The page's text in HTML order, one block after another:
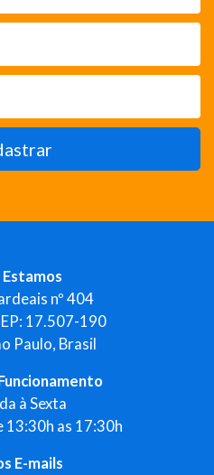
nº 404
17.507-190
Paulo, Brasil
à Sexta
13:30h as 17:30h
E-mails